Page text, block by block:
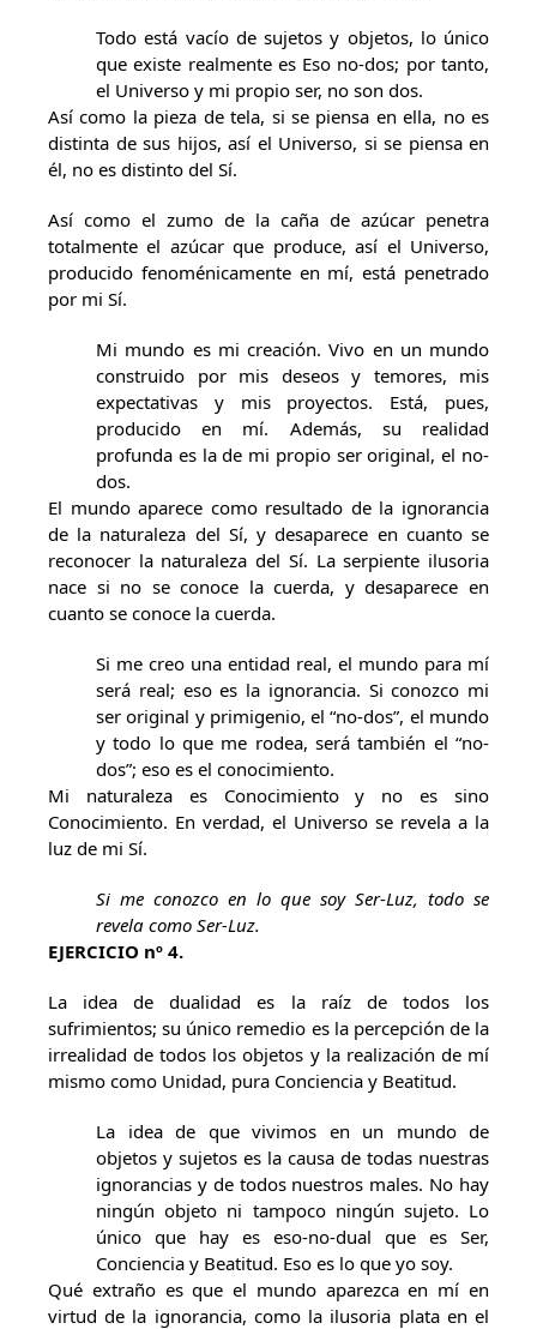
Todo está vacío de sujetos y objetos, lo único
que existe realmente es Eso no-dos; por tanto,
el Universo y mi propio ser, no son dos.
Así como la pieza de tela, si se piensa en ella, no es
distinta de sus hijos, así el Universo, si se piensa en
él, no es distinto del Sí.
Así como el zumo de la caña de azúcar penetra
totalmente el azúcar que produce, así el Universo,
producido fenoménicamente en mí, está penetrado
por mi Sí.
Mi mundo es mi creación. Vivo en un mundo
construido por mis deseos y temores, mis
expectativas y mis proyectos. Está, pues,
producido en mí. Además, su realidad
profunda es la de mi propio ser original, el no-
dos.
El mundo aparece como resultado de la ignorancia
de la naturaleza del Sí, y desaparece en cuanto se
reconocer la naturaleza del Sí. La serpiente ilusoria
nace si no se conoce la cuerda, y desaparece en
cuanto se conoce la cuerda.
Si me creo una entidad real, el mundo para mí
será real; eso es la ignorancia. Si conozco mi
ser original y primigenio, el “no-dos”, el mundo
y todo lo que me rodea, será también el “no-
dos”; eso es el conocimiento.
Mi naturaleza es Conocimiento y no es sino
Conocimiento. En verdad, el Universo se revela a la
luz de mi Sí.
Si me conozco en lo que soy Ser-Luz, todo se
revela como Ser-Luz.
EJERCICIO nº 4.
La idea de dualidad es la raíz de todos los
sufrimientos; su único remedio es la percepción de la
irrealidad de todos los objetos y la realización de mí
mismo como Unidad, pura Conciencia y Beatitud.
La idea de que vivimos en un mundo de
objetos y sujetos es la causa de todas nuestras
ignorancias y de todos nuestros males. No hay
ningún objeto ni tampoco ningún sujeto. Lo
único que hay es eso-no-dual que es Ser,
Conciencia y Beatitud. Eso es lo que yo soy.
Qué extraño es que el mundo aparezca en mí en
virtud de la ignorancia, como la ilusoria plata en el